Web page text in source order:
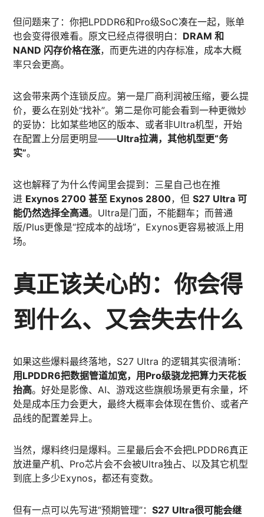
但问题来了：你把LPDDR6和Pro级SoC凑在一起，账单
也会变得很难看。原文已经点得很明白： DRAM 和
NAND 闪存价格在涨，而更先进的内存标准，成本大概
率只会更高。
这会带来两个连锁反应。第一是厂商利润被压缩，要么提
价，要么在别处“找补”。第二是你可能会看到一种更微妙
的妥协：比如某些地区的版本、或者非Ultra机型，开始
在配置上分层更明显——Ultra拉满，其他机型更“务
实”。
这也解释了为什么传闻里会提到：三星自己也在推
进 Exynos 2700 甚至 Exynos 2800，但S27 Ultra 可
能仍然选择全高通。Ultra是门面，不能翻车；而普通
版/Plus更像是“控成本的战场”，Exynos更容易被派上用
场。
真正该关心的：你会得
到什么、又会失去什么
如果这些爆料最终落地，S27 Ultra 的逻辑其实很清晰：
用LPDDR6把数据管道加宽，用Pro级骁龙把算力天花板
抬高。好处是影像、AI、游戏这些旗舰场景更有余量，坏
处是成本压力会更大，最终大概率会体现在售价、或者产
品线的配置差异上。
当然，爆料终归是爆料。三星最后会不会把LPDDR6真正
放进量产机、Pro芯片会不会被Ultra独占、以及其它机型
到底上多少Exynos，都还有变数。
但有一点可以先写进“预期管理”：S27 Ultra很可能会继